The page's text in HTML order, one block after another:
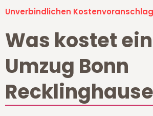
Unverbindlichen
Was kostet ein
Umzug Bonn